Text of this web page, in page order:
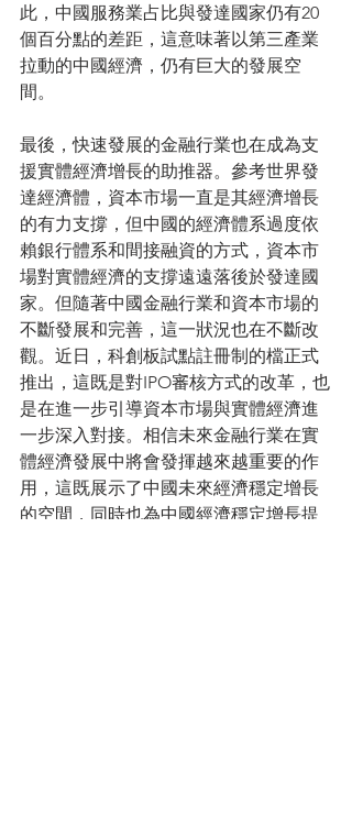
此，中國服務業占比與發達國家仍有20
個百分點的差距，這意味著以第三產業
拉動的中國經濟，仍有巨大的發展空
間。
最後，快速發展的金融行業也在成為支
援實體經濟增長的助推器。參考世界發
達經濟體，資本市場一直是其經濟增長
的有力支撐，但中國的經濟體系過度依
賴銀行體系和間接融資的方式，資本市
場對實體經濟的支撐遠遠落後於發達國
家。但隨著中國金融行業和資本市場的
不斷發展和完善，這一狀況也在不斷改
觀。近日，科創板試點註冊制的檔正式
推出，這既是對IPO審核方式的改革，也
是在進一步引導資本市場與實體經濟進
一步深入對接。相信未來金融行業在實
體經濟發展中將會發揮越來越重要的作
用，這既展示了中國未來經濟穩定增長
的空間，同時也為中國經濟穩定增長提